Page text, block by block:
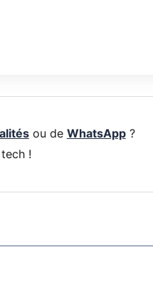
ou de WhatsApp?
!